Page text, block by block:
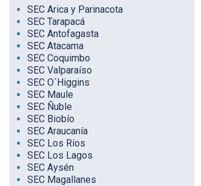
SEC Arica y Parinacota
SEC Tarapacá
SEC Antofagasta
SEC Atacama
SEC Coquimbo
SEC Valparaíso
SEC O´Higgins
SEC Maule
SEC Ñuble
SEC Biobío
SEC Araucanía
SEC Los Ríos
SEC Los Lagos
SEC Aysén
SEC Magallanes